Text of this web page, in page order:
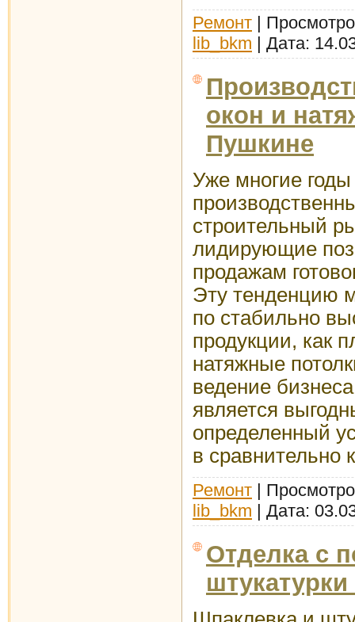
Ремонт |
lib_bkm | Дата:
окон и
Пушкине
Уже многие
строительный
лидирующие
продажам
Эту тенденцию
по стабильно
продукции, как
натяжные
ведение
является
определенный
в сравнительно
Ремонт |
lib_bkm | Дата:
Отделка с